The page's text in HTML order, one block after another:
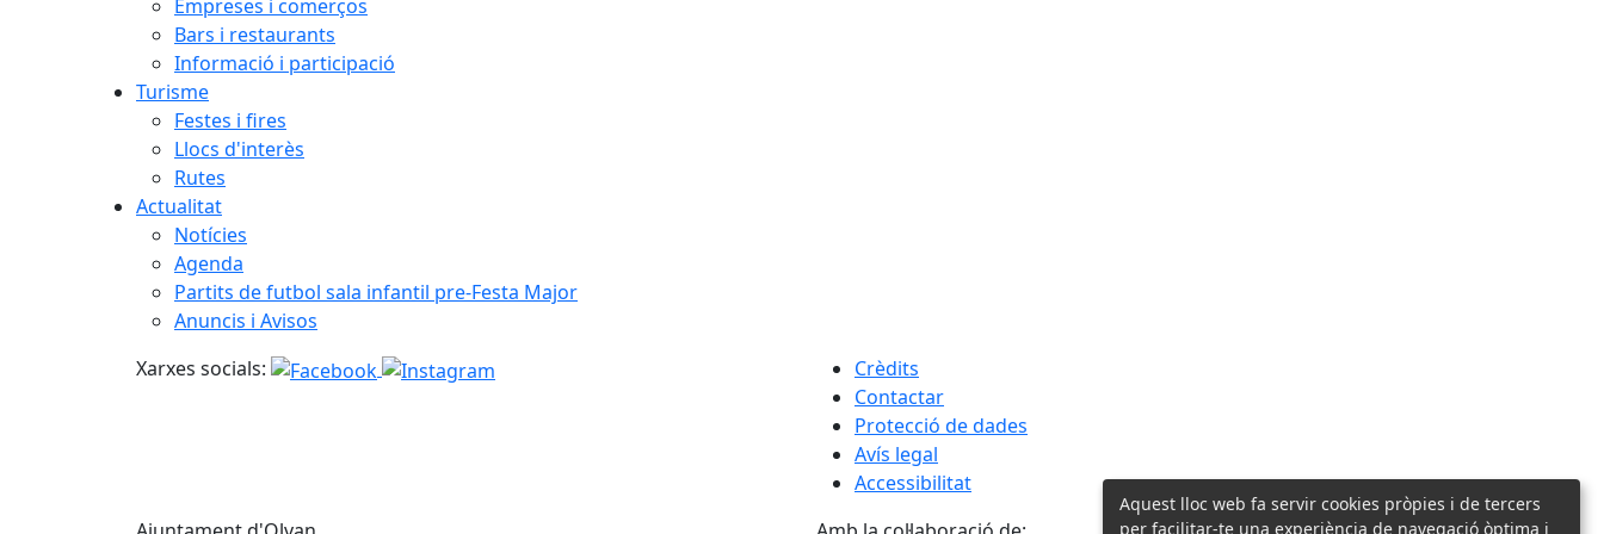
Empreses i comerços
Bars i restaurants
Informació i participació
Turisme
Festes i fires
Llocs d'interès
Rutes
Actualitat
Notícies
Agenda
Partits de futbol sala infantil pre-Festa Major
Anuncis i Avisos
Xarxes socials:
Crèdits
Contactar
Protecció de dades
Avís legal
Accessibilitat
Aquest lloc web fa servir cookies pròpies i de tercers
per facilitar-te una experiència de navegació òptima i